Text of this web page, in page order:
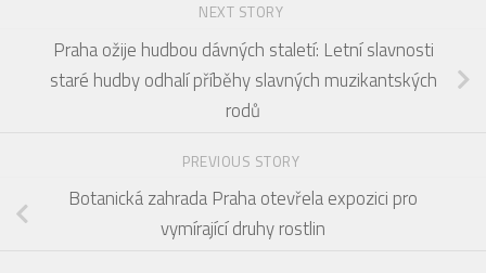
NEXT STORY
Praha ožije hudbou dávných staletí: Letní slavnosti
staré hudby odhalí příběhy slavných muzikantských
rodů
PREVIOUS STORY
Botanická zahrada Praha otevřela expozici pro
vymírající druhy rostlin